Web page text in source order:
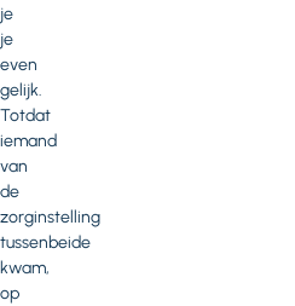
je
je
even
gelijk.
Totdat
iemand
van
de
zorginstelling
tussenbeide
kwam,
op